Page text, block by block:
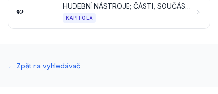
92
HUDEBNÍ NÁSTROJE; ČÁSTI, SOUČÁSTI A PŘÍSLUŠENSTVÍ TĚCHTO NÁSTROJŮ
KAPITOLA
← Zpět na vyhledávač